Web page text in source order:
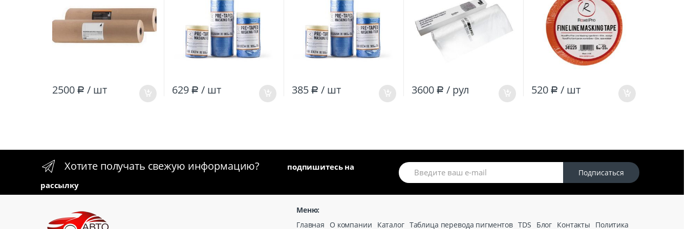
2500 Р / шт 629 Р / шт 385 Р / шт 3600 Р / рул 520 Р / шт
Хотите получать свежую информацию?
подпишитесь на
рассылку
Подписаться
Меню:
Главная
О компании Каталог Таблица перевода пигментов TDS Блог Контакты Политика